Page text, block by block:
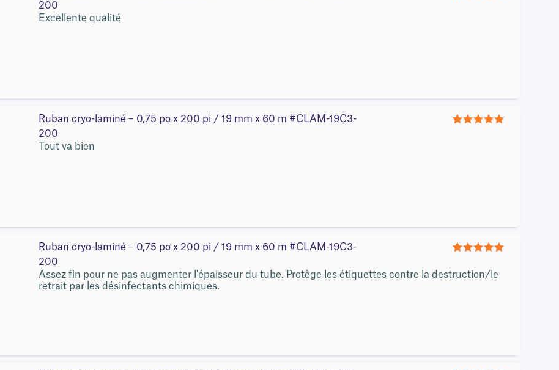
200
Excellente qualité
Ruban cryo-laminé – 0,75 po x 200 pi / 19 mm x 60 m #CLAM-19C3-
200
Tout va bien
Ruban cryo-laminé – 0,75 po x 200 pi / 19 mm x 60 m #CLAM-19C3-
200
Assez fin pour ne pas augmenter l'épaisseur du tube. Protège les étiquettes contre la destruction/le
retrait par les désinfectants chimiques.